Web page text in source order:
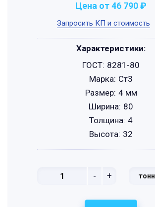
Запросить КП и стоимость
Цена от 46 790 ₽
- + тонн
Характеристики:
ГОСТ: 8281-80
Марка: Ст3
Размер: 4 мм
Ширина: 80
Толщина: 4
Высота: 32